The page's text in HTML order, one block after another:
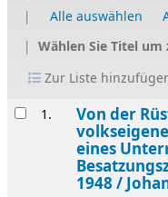
Alle auswählen
Wählen Sie Titel um
Zur Liste
Ergebnisse
1. Von der
eines
1948 /